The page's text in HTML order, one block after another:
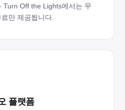
Turn Off the Lights에서는 무
만 제공됩니다.
플랫폼